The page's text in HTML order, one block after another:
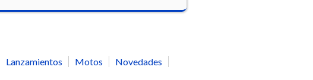
Lanzamientos Motos
Novedades